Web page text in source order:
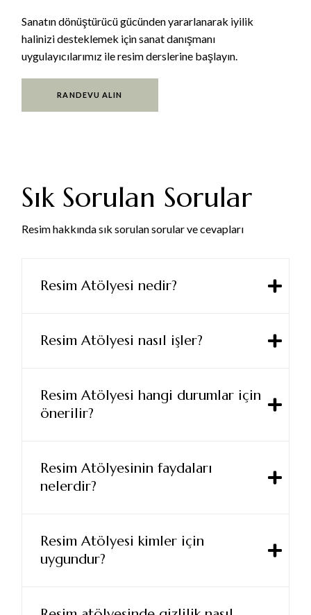
Sanatın dönüştürücü gücünden yararlanarak iyilik
halinizi desteklemek için sanat danışmanı
uygulayıcılarımız ile resim derslerine başlayın.
RANDEVU ALIN
Sık Sorulan Sorular
Resim hakkında sık sorulan sorular ve cevapları
Resim Atölyesi nedir?
Resim Atölyesi nasıl işler?
Resim Atölyesi hangi durumlar için
önerilir?
Resim Atölyesinin faydaları
nelerdir?
Resim Atölyesi kimler için
uygundur?